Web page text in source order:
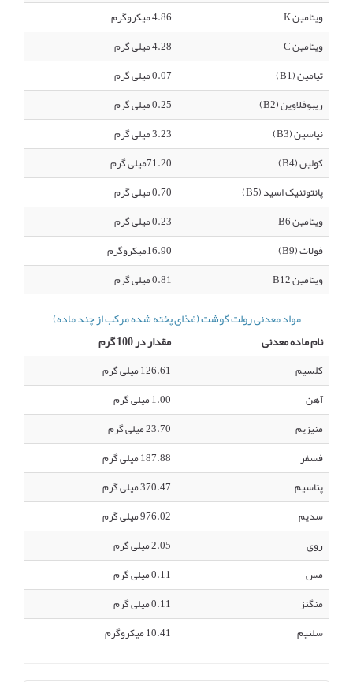
ویتامین K
4.86 میکروگرم
ویتامین C
4.28 میلی گرم
تیامین (B1)
0.07 میلی گرم
ریبوفلاوین (B2)
0.25 میلی گرم
نیاسین (B3)
3.23 میلی گرم
کولین (B4)
71.20میلی گرم
پانتوتنیک اسید (B5)
0.70 میلی گرم
ویتامین B6
0.23 میلی گرم
فولات (B9)
16.90میکروگرم
ویتامین B12
0.81 میلی گرم
مواد معدنی رولت گوشت (غذای پخته شده مرکب از چند ماده)
نام ماده معدنی
مقدار در 100 گرم
کلسیم
126.61 میلی گرم
آهن
1.00 میلی گرم
منیزیم
23.70 میلی گرم
فسفر
187.88 میلی گرم
پتاسیم
370.47 میلی گرم
سدیم
976.02 میلی گرم
روی
2.05 میلی گرم
مس
0.11 میلی گرم
منگنز
0.11 میلی گرم
سلنیم
10.41 میکروگرم